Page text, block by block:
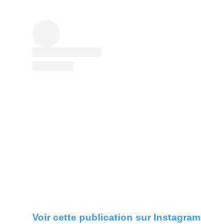
Voir cette publication sur Instagram